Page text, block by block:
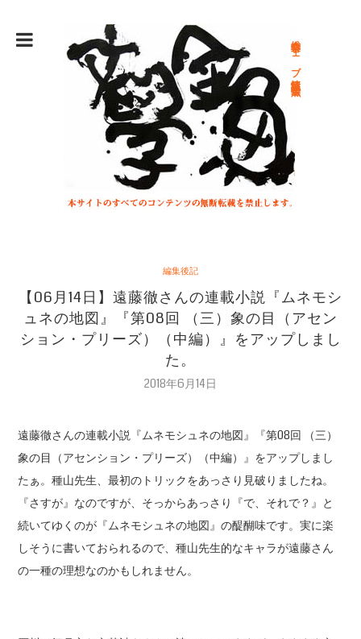
総合文学ウェブ情報誌 文学金魚
編集後記
【06月14日】遠藤徹さんの連載小説『ムネモシ
ュネの地図』『第08回 （三）象の目（アセン
ション・プリーズ）（中編）』をアップしまし
た。
2018年6月14日
遠藤徹さんの連載小説『ムネモシュネの地図』『第08回 （三）
象の目（アセンション・プリーズ）（中編）』をアップしまし
たぁ。種山先生、最初のトリックをあっさり見破りましたね。
『さすが』なのですが、そっからあっさり『で、それで？』と
続いてゆくのが『ムネモシュネの地図』の醍醐味です。実に楽
しそうに書いておられるので、種山先生的なキャラが遠藤さん
の一種の理想なのかもしれません。